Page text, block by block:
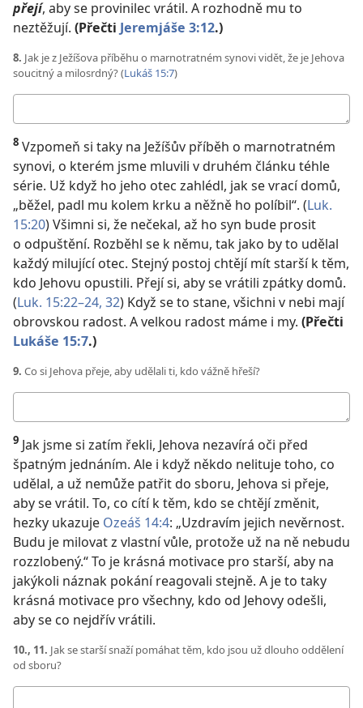
přejí, aby se provinilec vrátil. A rozhodně mu to
neztěžují. (Přečti Jeremjáše 3:12.)
8. Jak je z Ježíšova příběhu o marnotratném synovi vidět, že je Jehova
soucitný a milosrdný? (Lukáš 15:7)
odpověď
8 Vzpomeň si taky na Ježíšův příběh o marnotratném
synovi, o kterém jsme mluvili v druhém článku téhle
série. Už když ho jeho otec zahlédl, jak se vrací domů,
„běžel, padl mu kolem krku a něžně ho políbil“. (Luk.
15:20) Všimni si, že nečekal, až ho syn bude prosit
o odpuštění. Rozběhl se k němu, tak jako by to udělal
každý milující otec. Stejný postoj chtějí mít starší k těm,
kdo Jehovu opustili. Přejí si, aby se vrátili zpátky domů.
(Luk. 15:22–24, 32) Když se to stane, všichni v nebi mají
obrovskou radost. A velkou radost máme i my. (Přečti
Lukáše 15:7.)
9. Co si Jehova přeje, aby udělali ti, kdo vážně hřeší?
odpověď
9 Jak jsme si zatím řekli, Jehova nezavírá oči před
špatným jednáním. Ale i když někdo nelituje toho, co
udělal, a už nemůže patřit do sboru, Jehova si přeje,
aby se vrátil. To, co cítí k těm, kdo se chtějí změnit,
hezky ukazuje Ozeáš 14:4: „Uzdravím jejich nevěrnost.
Budu je milovat z vlastní vůle, protože už na ně nebudu
rozzlobený.“ To je krásná motivace pro starší, aby na
jakýkoli náznak pokání reagovali stejně. A je to taky
krásná motivace pro všechny, kdo od Jehovy odešli,
aby se co nejdřív vrátili.
10., 11. Jak se starší snaží pomáhat těm, kdo jsou už dlouho oddělení
od sboru?